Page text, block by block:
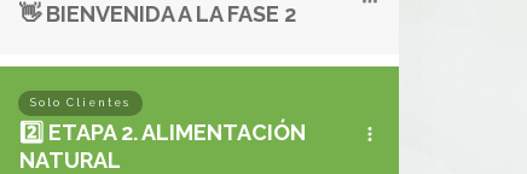
👋 BIENVENIDA A LA FASE 2
Solo Clientes
2️⃣ ETAPA 2. ALIMENTACIÓN
NATURAL